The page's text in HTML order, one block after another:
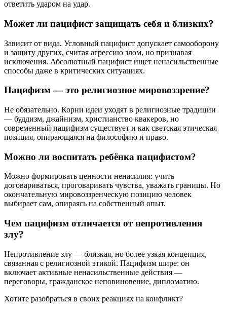
ответить ударом на удар.
Может ли пацифист защищать себя и близких?
Зависит от вида. Условный пацифист допускает самооборону
и защиту других, считая агрессию злом, но признавая
исключения. Абсолютный пацифист ищет ненасильственные
способы даже в критических ситуациях.
Пацифизм — это религиозное мировоззрение?
Не обязательно. Корни идеи уходят в религиозные традиции
— буддизм, джайнизм, христианство квакеров, но
современный пацифизм существует и как светская этическая
позиция, опирающаяся на философию и право.
Можно ли воспитать ребёнка пацифистом?
Можно формировать ценности ненасилия: учить
договариваться, проговаривать чувства, уважать границы. Но
окончательную мировоззренческую позицию человек
выбирает сам, опираясь на собственный опыт.
Чем пацифизм отличается от непротивления
злу?
Непротивление злу — близкая, но более узкая концепция,
связанная с религиозной этикой. Пацифизм шире: он
включает активные ненасильственные действия —
переговоры, гражданское неповиновение, дипломатию.
Хотите разобраться в своих реакциях на конфликт?